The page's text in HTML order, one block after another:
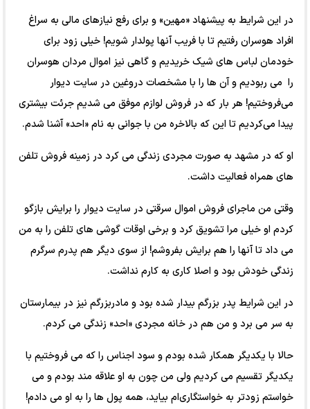
در این شرایط به پیشنهاد «مهین» و برای رفع نیازهای مالی به سراغ
افراد هوسران رفتیم تا با فریب آنها پولدار شویم! خیلی زود برای
خودمان لباس های شیک خریدیم و گاهی نیز اموال مردان هوسران
را می ربودیم و آن ها را با مشخصات دروغین در سایت دیوار
می‌فروختیم! هر بار که در فروش لوازم موفق می شدیم جرئت بیشتری
پیدا می‌کردیم تا این که بالاخره من با جوانی به نام «احد» آشنا شدم.
او که در مشهد به صورت مجردی زندگی می کرد در زمینه فروش تلفن
های همراه فعالیت داشت.
وقتی من ماجرای فروش اموال سرقتی در سایت دیوار را برایش بازگو
کردم او خیلی مرا تشویق کرد و برخی اوقات گوشی های تلفن را به من
می داد تا آنها را هم برایش بفروشم! از سوی دیگر هم پدرم سرگرم
زندگی خودش بود و اصلا کاری به کارم نداشت.
در این شرایط پدر بزرگم بیدار شده بود و مادربزرگم نیز در بیمارستان
به سر می برد و من هم در خانه مجردی «احد» زندگی می کردم.
حالا با یکدیگر همکار شده بودم و سود اجناس را که می فروختیم با
یکدیگر تقسیم می کردیم ولی من چون به او علاقه مند بودم و می
خواستم زودتر به خواستگاری‌ام بیاید، همه پول ها را به او می دادم!